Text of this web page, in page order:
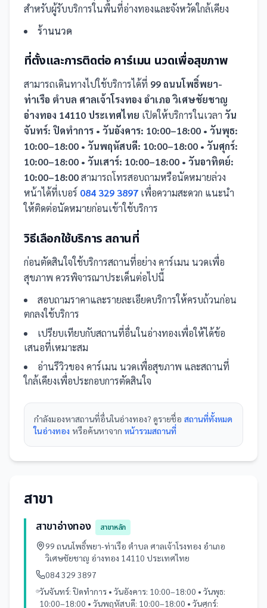
สำหรับผู้รับบริการในพื้นที่อ่างทองและจังหวัดใกล้เคียง
ร้านนวด
ที่ตั้งและการติดต่อ คาร์เมน นวดเพื่อสุขภาพ
สามารถเดินทางไปใช้บริการได้ที่ 99 ถนนโพธิ์พยา-
ท่าเรือ ตำบล ศาลเจ้าโรงทอง อำเภอ วิเศษชัยชาญ
อ่างทอง 14110 ประเทศไทย เปิดให้บริการในเวลา วัน
จันทร์: ปิดทำการ • วันอังคาร: 10:00–18:00 • วันพุธ:
10:00–18:00 • วันพฤหัสบดี: 10:00–18:00 • วันศุกร์:
10:00–18:00 • วันเสาร์: 10:00–18:00 • วันอาทิตย์:
10:00–18:00สามารถโทรสอบถามหรือนัดหมายล่วง
หน้าได้ที่เบอร์ 084 329 3897 เพื่อความสะดวก แนะนำ
ให้ติดต่อนัดหมายก่อนเข้าใช้บริการ
วิธีเลือกใช้บริการ สถานที่
ก่อนตัดสินใจใช้บริการสถานที่อย่าง คาร์เมน นวดเพื่อ
สุขภาพ ควรพิจารณาประเด็นต่อไปนี้
สอบถามราคาและรายละเอียดบริการให้ครบถ้วนก่อน
ตกลงใช้บริการ
เปรียบเทียบกับสถานที่อื่นในอ่างทองเพื่อให้ได้ข้อ
เสนอที่เหมาะสม
อ่านรีวิวของ คาร์เมน นวดเพื่อสุขภาพ และสถานที่
ใกล้เคียงเพื่อประกอบการตัดสินใจ
กำลังมองหาสถานที่อื่นในอ่างทอง? ดูรายชื่อ สถานที่ทั้งหมด
ในอ่างทอง หรือค้นหาจาก หน้ารวมสถานที่
สาขา
สาขาอ่างทอง
สาขาหลัก
99 ถนนโพธิ์พยา-ท่าเรือ ตำบล ศาลเจ้าโรงทอง อำเภอ
วิเศษชัยชาญ อ่างทอง 14110 ประเทศไทย
084 329 3897
วันจันทร์: ปิดทำการ • วันอังคาร: 10:00–18:00 • วันพุธ:
10:00–18:00 • วันพฤหัสบดี: 10:00–18:00 • วันศุกร์: